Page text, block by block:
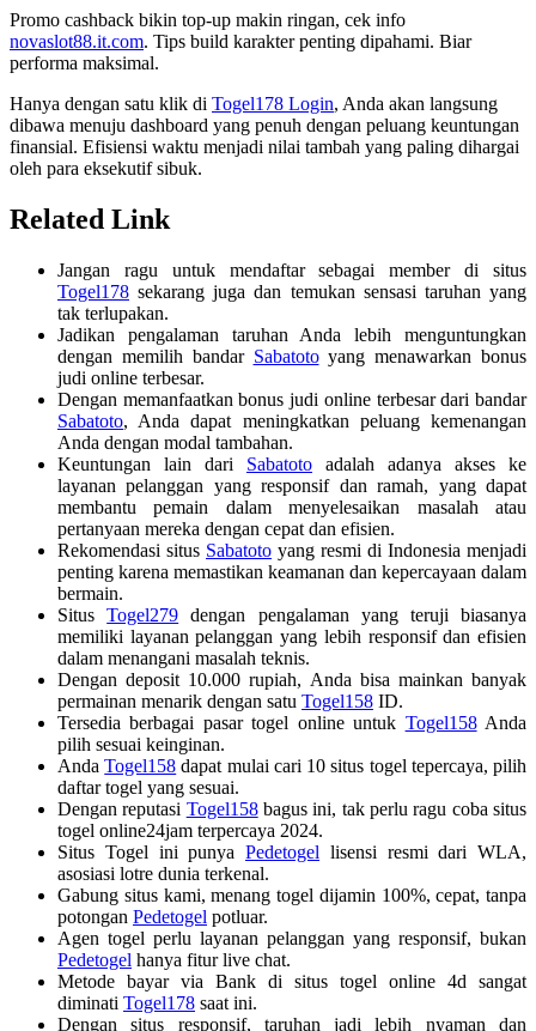
Promo cashback bikin top-up makin ringan, cek info
novaslot88.it.com. Tips build karakter penting dipahami. Biar
performa maksimal.
Hanya dengan satu klik di Togel178 Login, Anda akan langsung
dibawa menuju dashboard yang penuh dengan peluang keuntungan
finansial. Efisiensi waktu menjadi nilai tambah yang paling dihargai
oleh para eksekutif sibuk.
Related Link
Jangan ragu untuk mendaftar sebagai member di situs
Togel178 sekarang juga dan temukan sensasi taruhan yang
tak terlupakan.
Jadikan pengalaman taruhan Anda lebih menguntungkan
dengan memilih bandar Sabatotoyang menawarkan bonus
judi online terbesar.
Dengan memanfaatkan bonus judi online terbesar dari bandar
Sabatoto, Anda dapat meningkatkan peluang kemenangan
Anda dengan modal tambahan.
Keuntungan lain dari Sabatoto adalah adanya akses ke
layanan pelanggan yang responsif dan ramah, yang dapat
membantu pemain dalam menyelesaikan masalah atau
pertanyaan mereka dengan cepat dan efisien.
Rekomendasi situs Sabatoto yang resmi di Indonesia menjadi
penting karena memastikan keamanan dan kepercayaan dalam
bermain.
SitusTogel279 dengan pengalaman yang teruji biasanya
memiliki layanan pelanggan yang lebih responsif dan efisien
dalam menangani masalah teknis.
Dengan deposit 10.000 rupiah, Anda bisa mainkan banyak
permainan menarik dengan satu Togel158 ID.
Tersedia berbagai pasar togel online untuk Togel158Anda
pilih sesuai keinginan.
AndaTogel158 dapat mulai cari 10 situs togel tepercaya, pilih
daftar togel yang sesuai.
Dengan reputasi Togel158bagus ini, tak perlu ragu coba situs
togel online24jam terpercaya 2024.
Situs Togel ini punya Pedetogel lisensi resmi dari WLA,
asosiasi lotre dunia terkenal.
Gabung situs kami, menang togel dijamin 100%, cepat, tanpa
potongan Pedetogel potluar.
Agen togel perlu layanan pelanggan yang responsif, bukan
Pedetogel hanya fitur live chat.
Metode bayar via Bank di situs togel online 4d sangat
diminati Togel178 saat ini.
Dengan situs responsif, taruhan jadi lebih nyaman dan